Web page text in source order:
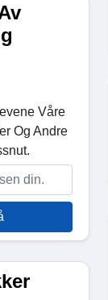
Våre
Og Andre